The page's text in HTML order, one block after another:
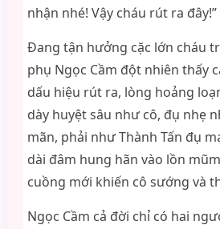
nhận nhé! Vậy cháu rút ra đây!”
Đang tận hưởng cặc lớn cháu
phụ Ngọc Cầm đột nhiên thấy
dấu hiệu rút ra, lòng hoảng
dày huyệt sâu như cô, đụ nhẹ
mãn, phải như Thành Tấn đụ
dài đâm hung hãn vào lồn
cuồng mới khiến cô sướng và
Ngọc Cầm cả đời chỉ có hai